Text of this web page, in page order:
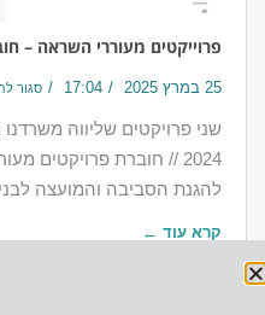
פרוייקטים מעוררי השראה –
25 במרץ 2025 17:04 סגור
שני פרויקטים שליווה
2024 // חוברת
להגנת הסביבה והמועצה
קרא עוד ←